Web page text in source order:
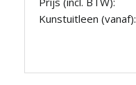
Kunstuitleen (vanaf):